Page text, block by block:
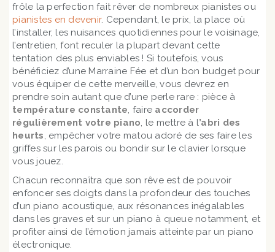
frôle la perfection fait rêver de nombreux pianistes ou
pianistes en devenir. Cependant, le prix, la place où
l’installer, les nuisances quotidiennes pour le voisinage,
l’entretien, font reculer la plupart devant cette
tentation des plus enviables ! Si toutefois, vous
bénéficiez d’une Marraine Fée et d’un bon budget pour
vous équiper de cette merveille, vous devrez en
prendre soin autant que d’une perle rare : pièce à
température constante, faire accorder
régulièrement votre piano, le mettre à l’abri des
heurts, empêcher votre matou adoré de ses faire les
griffes sur les parois ou bondir sur le clavier lorsque
vous jouez.
Chacun reconnaîtra que son rêve est de pouvoir
enfoncer ses doigts dans la profondeur des touches
d’un piano acoustique, aux résonances inégalables
dans les graves et sur un piano à queue notamment, et
profiter ainsi de l’émotion jamais atteinte par un piano
électronique.